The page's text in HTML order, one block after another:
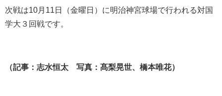
次戦は10月11日（金曜日）に明治神宮球場で行われる対国
学大３回戦です。
（記事：志水恒太 写真：髙梨晃世、橋本唯花）